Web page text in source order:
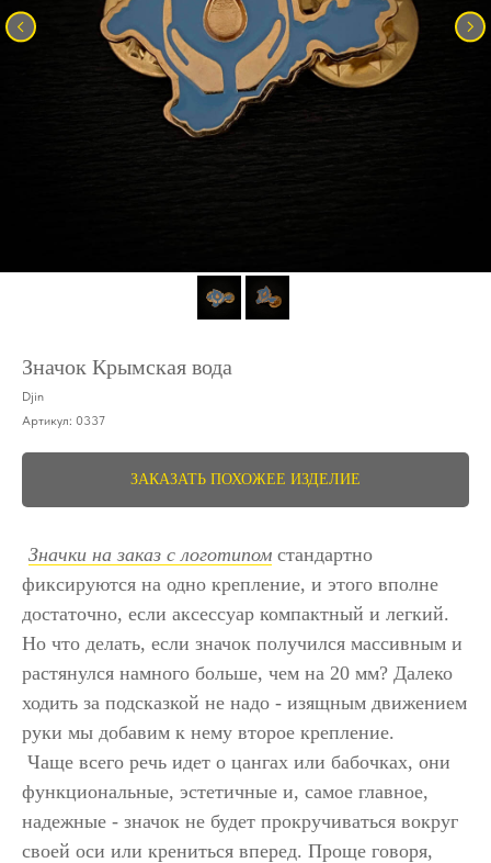
Значок Крымская вода
Djin
Артикул: 0337
ЗАКАЗАТЬ ПОХОЖЕЕ ИЗДЕЛИЕ
Значки на заказ с логотипом стандартно
фиксируются на одно крепление, и этого вполне
достаточно, если аксессуар компактный и легкий.
Но что делать, если значок получился массивным и
растянулся намного больше, чем на 20 мм? Далеко
ходить за подсказкой не надо - изящным движением
руки мы добавим к нему второе крепление.
Чаще всего речь идет о цангах или бабочках, они
функциональные, эстетичные и, самое главное,
надежные - значок не будет прокручиваться вокруг
своей оси или крениться вперед. Проще говоря,